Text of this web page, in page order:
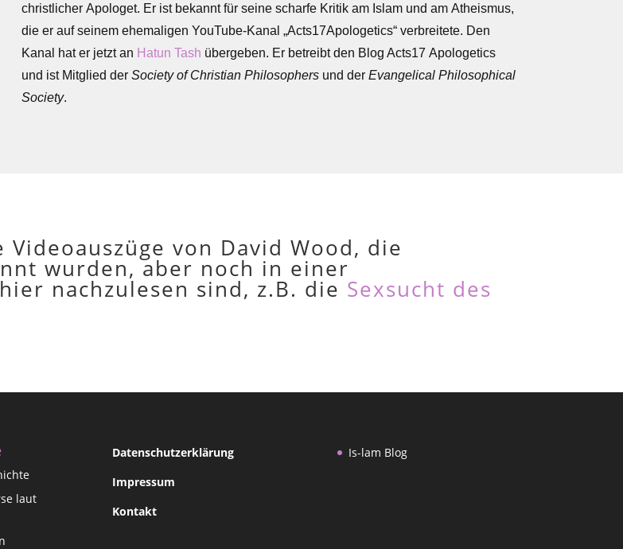
christlicherApologet. Er ist bekannt für seine scharfe Kritik am Islam und amAtheismus,
die er auf seinem ehemaligenYouTube-Kanal „Acts17Apologetics“ verbreitete. Den
Kanal hat er jetzt an Hatun Tash übergeben. Er betreibt den BlogActs17 Apologetics
und ist Mitglied derSociety of Christian Philosophers und derEvangelical Philosophical
Society.
von David Wood, die
wurden, aber noch in einer
nachzulesen sind, z.B. die Sexsucht des
laut
Datenschutzerklärung
Impressum
Kontakt
Is-lam Blog